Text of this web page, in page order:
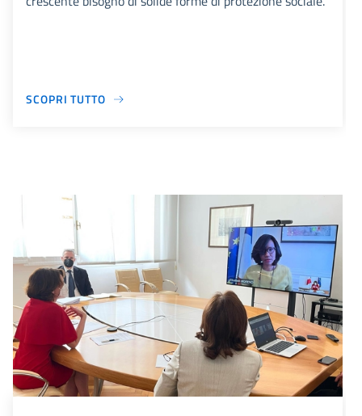
SCOPRI TUTTO